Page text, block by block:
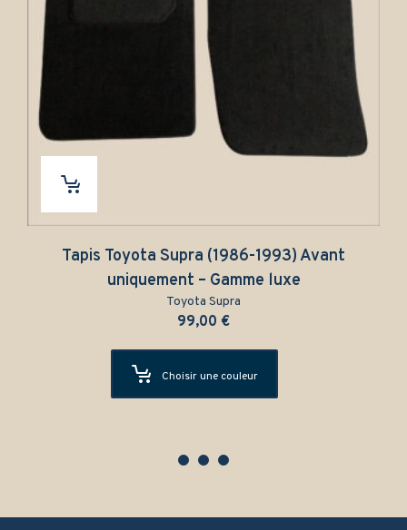
Tapis Toyota Supra (1986-1993) Avant
uniquement – Gamme luxe
Toyota Supra
€
Choisir une couleur